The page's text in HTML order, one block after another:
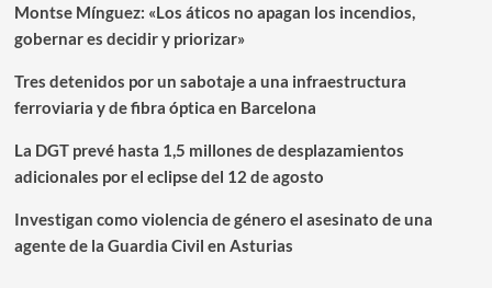
Montse Mínguez: «Los áticos no apagan los incendios,
gobernar es decidir y priorizar»
Tres detenidos por un sabotaje a una infraestructura
ferroviaria y de fibra óptica en Barcelona
La DGT prevé hasta 1,5 millones de desplazamientos
adicionales por el eclipse del 12 de agosto
Investigan como violencia de género el asesinato de una
agente de la Guardia Civil en Asturias